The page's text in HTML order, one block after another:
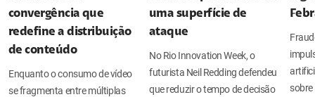
convergência que
redefine a distribuição
de conteúdo
Enquanto o consumo de vídeo
se fragmenta entre múltiplas
uma superfície de
ataque
No Rio Innovation Week, o
futurista Neil Redding defendeu
que reduzir o tempo de decisão